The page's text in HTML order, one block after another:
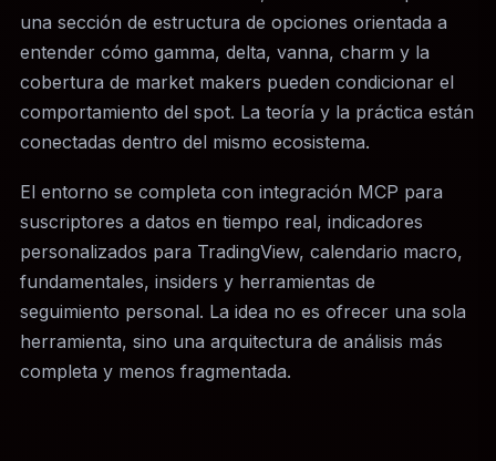
una sección de estructura de opciones orientada a
entender cómo gamma, delta, vanna, charm y la
cobertura de market makers pueden condicionar el
comportamiento del spot. La teoría y la práctica están
conectadas dentro del mismo ecosistema.
El entorno se completa con integración MCP para
suscriptores a datos en tiempo real, indicadores
personalizados para TradingView, calendario macro,
fundamentales, insiders y herramientas de
seguimiento personal. La idea no es ofrecer una sola
herramienta, sino una arquitectura de análisis más
completa y menos fragmentada.